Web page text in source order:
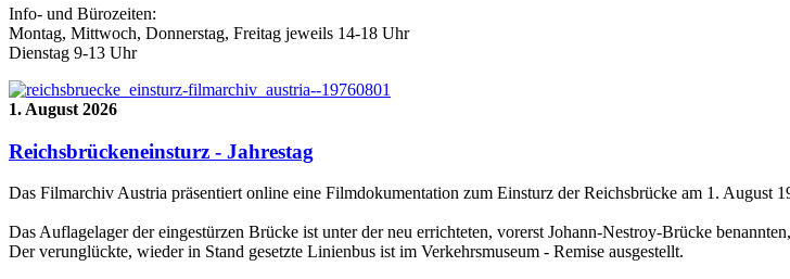
Info- und Bürozeiten:
Montag, Mittwoch, Donnerstag, Freitag jeweils 14-18 Uhr
Dienstag 9-13 Uhr
1. August 2026
Reichsbrückeneinsturz - Jahrestag
Das Filmarchiv Austria präsentiert online eine Filmdokumentation zum Einsturz der Reichsbrücke am 1. August
Das Auflagelager der eingestürzen Brücke ist unter der neu errichteten, vorerst Johann-Nestroy-Brücke
Der verunglückte, wieder in Stand gesetzte Linienbus ist im Verkehrsmuseum - Remise ausgestellt.